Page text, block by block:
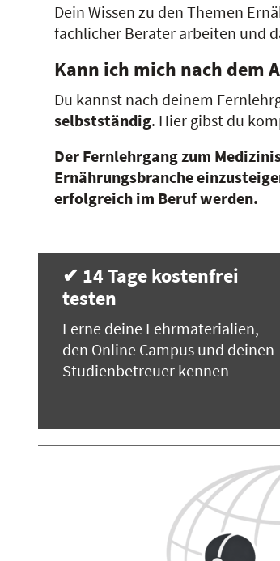
Dein Wissen zu den Themen
fachlicher Berater arbeiten und
Kann ich mich nach dem
Du kannst nach deinem
selbstständig. Hier gibst du
Der Fernlehrgang zum
Ernährungsbranche
erfolgreich im Beruf werden.
✔ 14 Tage kostenfrei
testen
Lerne deine Lehrmaterialien,
den Online Campus und deinen
Studienbetreuer kennen